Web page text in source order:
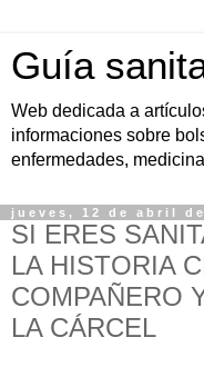
Guía
Web dedicada a
informaciones sobre
enfermedades,
jueves, 12 de abril de
SI ERES
LA HISTORIA
COMPAÑERO
LA CÁRCEL